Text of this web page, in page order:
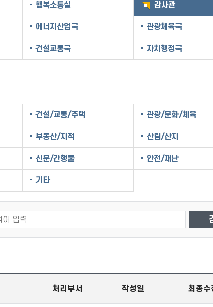
행복소통실 감사관
에너지산업국 관광체육국
건설교통국 자치행정국
건설/교통/주택 관광/문화/체육
부동산/지적 산림/산지
신문/간행물 안전/재난
기타
처리부서 작성일 최종수